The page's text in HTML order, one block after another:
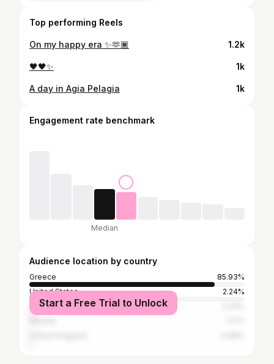
Top performing Reels
On my happy era ✨🫶🏾 1.2k
🖤🖤✨ 1k
A day in Agia Pelagia 1k
Engagement rate benchmark
Median
Audience location by country
Greece
85.93%
United States
2.24%
Germany
Start a Free Trial to Unlock